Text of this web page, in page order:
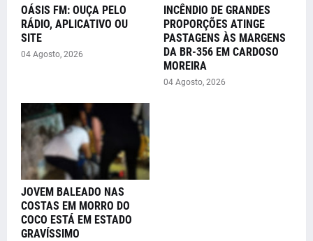
OÁSIS FM: OUÇA PELO
RÁDIO, APLICATIVO OU
SITE
04 Agosto, 2026
INCÊNDIO DE GRANDES
PROPORÇÕES ATINGE
PASTAGENS ÀS MARGENS
DA BR-356 EM CARDOSO
MOREIRA
04 Agosto, 2026
JOVEM BALEADO NAS
COSTAS EM MORRO DO
COCO ESTÁ EM ESTADO
GRAVÍSSIMO